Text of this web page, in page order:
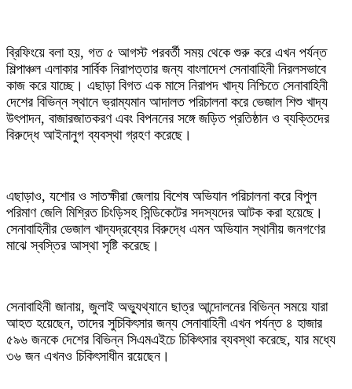
‎ব্রিফিংয়ে বলা হয়, গত ৫ আগস্ট পরবর্তী সময় থেকে শুরু করে এখন পর্যন্ত
শিল্পাঞ্চল এলাকার সার্বিক নিরাপত্তার জন্য বাংলাদেশ সেনাবাহিনী নিরলসভাবে
কাজ করে যাচ্ছে। এছাড়া বিগত এক মাসে নিরাপদ খাদ্য নিশ্চিতে সেনাবাহিনী
দেশের বিভিন্ন স্থানে ভ্রাম্যমান আদালত পরিচালনা করে ভেজাল শিশু খাদ্য
উৎপাদন, বাজারজাতকরণ এবং বিপননের সঙ্গে জড়িত প্রতিষ্ঠান ও ব্যক্তিদের
বিরুদ্ধে আইনানুগ ব্যবস্থা গ্রহণ করেছে।
‎এছাড়াও, যশোর ও সাতক্ষীরা জেলায় বিশেষ অভিযান পরিচালনা করে বিপুল
পরিমাণ জেলি মিশ্রিত চিংড়িসহ সিন্ডিকেটের সদস্যদের আটক করা হয়েছে।
সেনাবাহিনীর ভেজাল খাদ্যদ্রব্যের বিরুদ্ধে এমন অভিযান স্থানীয় জনগণের
মাঝে স্বস্তির আস্থা সৃষ্টি করেছে।
‎সেনাবাহিনী জানায়, জুলাই অভ্যুথ্যানে ছাত্র আন্দোলনের বিভিন্ন সময়ে যারা
আহত হয়েছেন, তাদের সুচিকিৎসার জন্য সেনাবাহিনী এখন পর্যন্ত ৪ হাজার
৫৯৬ জনকে দেশের বিভিন্ন সিএমএইচে চিকিৎসার ব্যবস্থা করেছে, যার মধ্যে
৩৬ জন এখনও চিকিৎসাধীন রয়েছেন।